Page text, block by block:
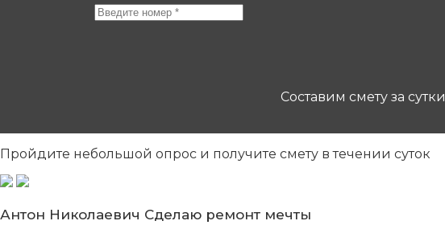
Составим смету за сутки
Пройдите небольшой опрос и получите смету в течении суток
Антон Николаевич Сделаю ремонт мечты